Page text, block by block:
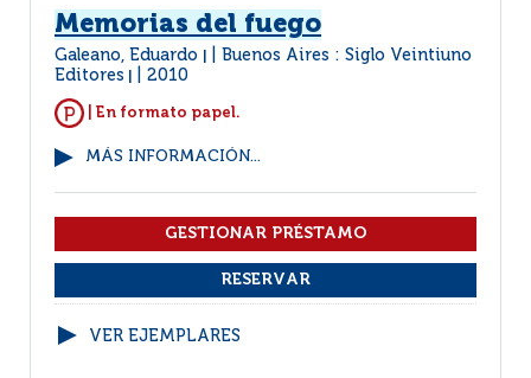
Memorias del fuego
Galeano, Eduardo
Buenos Aires : Siglo Veintiuno
Editores
2010
| En formato papel.
MÁS INFORMACIÓN...
VER EJEMPLARES